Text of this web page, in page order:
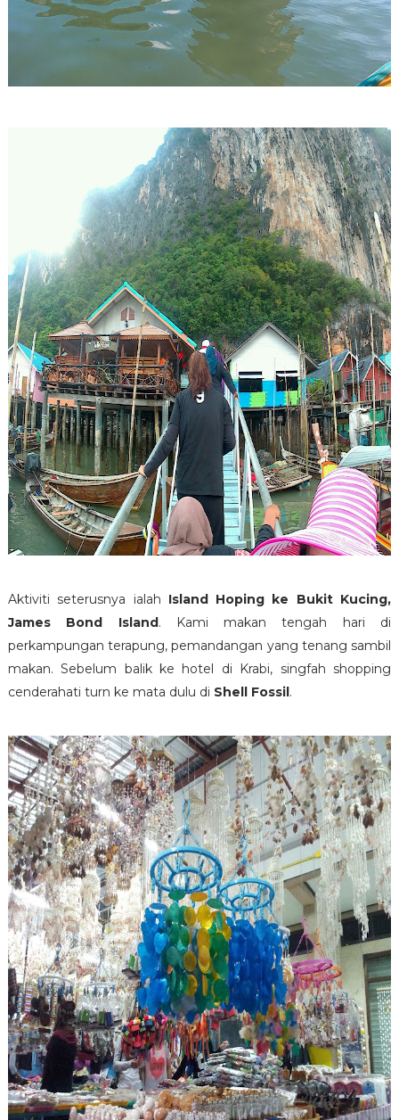
Aktiviti seterusnya ialah Island Hoping ke Bukit Kucing,
James Bond Island. Kami makan tengah hari di
perkampungan terapung, pemandangan yang tenang sambil
makan. Sebelum balik ke hotel di Krabi, singfah shopping
cenderahati turn ke mata dulu di Shell Fossil.